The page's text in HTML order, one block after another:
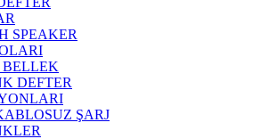
SPEAKER
BELLEK
DEFTER
ŞARJ